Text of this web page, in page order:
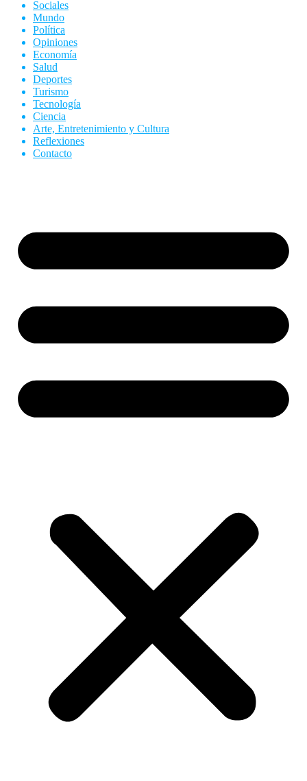
Sociales
Mundo
Política
Opiniones
Economía
Salud
Deportes
Turismo
Tecnología
Ciencia
Arte, Entretenimiento y Cultura
Reflexiones
Contacto